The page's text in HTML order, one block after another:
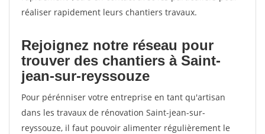
réaliser rapidement leurs chantiers travaux.
Rejoignez notre réseau pour
trouver des chantiers à Saint-
jean-sur-reyssouze
Pour pérénniser votre entreprise en tant qu'artisan
dans les travaux de rénovation Saint-jean-sur-
reyssouze, il faut pouvoir alimenter régulièrement le